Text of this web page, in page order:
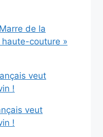
de la
couture »
veut
!
veut
!